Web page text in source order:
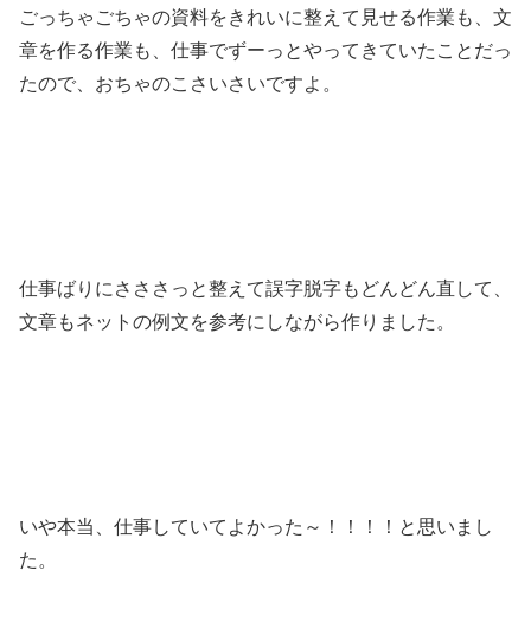
ごっちゃごちゃの資料をきれいに整えて見せる作業も、文
章を作る作業も、仕事でずーっとやってきていたことだっ
たので、おちゃのこさいさいですよ。
仕事ばりにさささっと整えて誤字脱字もどんどん直して、
文章もネットの例文を参考にしながら作りました。
いや本当、仕事していてよかった～！！！！と思いまし
た。